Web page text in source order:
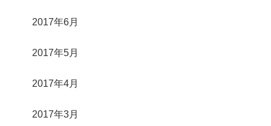
2017年6月
2017年5月
2017年4月
2017年3月